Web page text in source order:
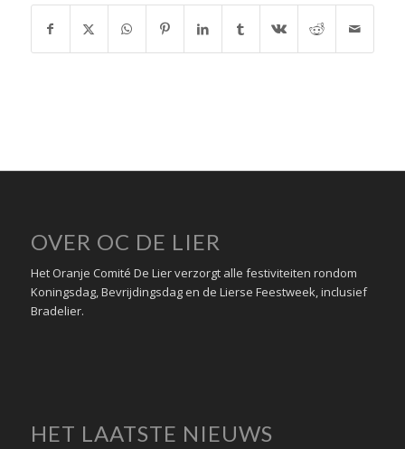
OVER OC DE LIER
Het Oranje Comité De Lier verzorgt alle festiviteiten rondom
Koningsdag, Bevrijdingsdag en de Lierse Feestweek, inclusief
Bradelier.
HET LAATSTE NIEUWS